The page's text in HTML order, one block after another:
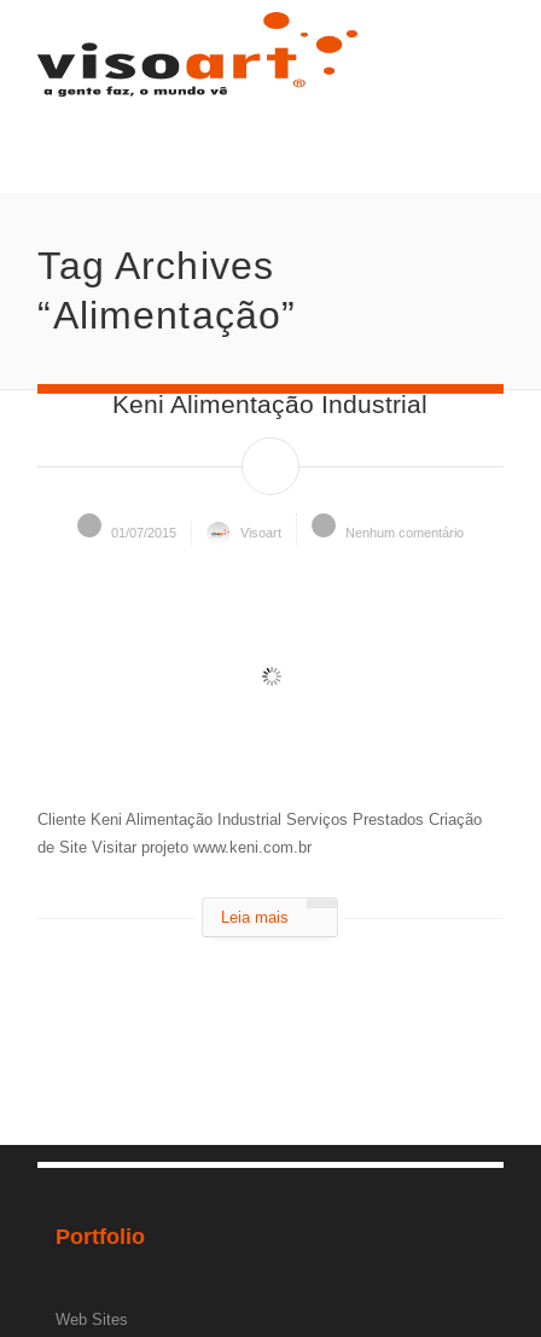
Tag Archives
“Alimentação”
Keni Alimentação Industrial
01/07/2015 Visoart Nenhum comentário
Cliente Keni Alimentação Industrial Serviços Prestados Criação
de Site Visitar projeto www.keni.com.br
Leia mais
Portfolio
Web Sites